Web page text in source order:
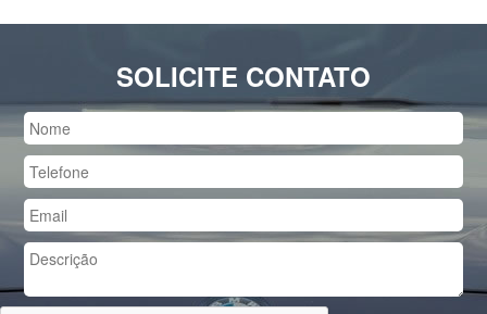
SOLICITE CONTATO